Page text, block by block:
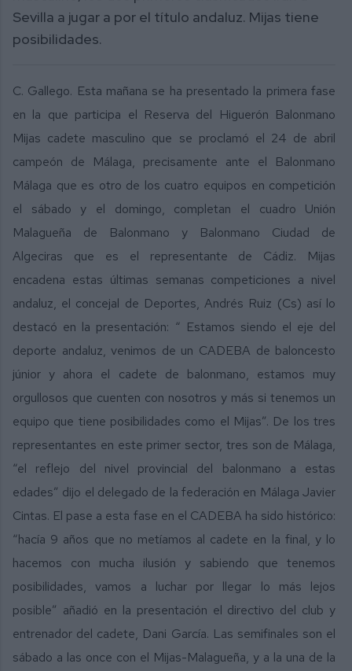
Sevilla a jugar a por el título andaluz. Mijas tiene
posibilidades.
C. Gallego. Esta mañana se ha presentado la primera fase
en la que participa el Reserva del Higuerón Balonmano
Mijas cadete masculino que se proclamó el 24 de abril
campeón de Málaga, precisamente ante el Balonmano
Málaga que es otro de los cuatro equipos en competición
el sábado y el domingo, completan el cuadro Unión
Malagueña de Balonmano y Balonmano Ciudad de
Algeciras que es el representante de Cádiz. Mijas
encadena estas últimas semanas competiciones a nivel
andaluz, el concejal de Deportes, Andrés Ruiz (Cs) así lo
destacó en la presentación: “ Estamos siendo el eje del
deporte andaluz, venimos de un CADEBA de baloncesto
júnior y ahora el cadete de balonmano, estamos muy
orgullosos que cuenten con nosotros y más si tenemos un
equipo que tiene posibilidades como el Mijas”. De los tres
representantes en este primer sector, tres son de Málaga,
“el reflejo del nivel provincial del balonmano a estas
edades” dijo el delegado de la federación en Málaga Javier
Cintas. El pase a esta fase en el CADEBA ha sido histórico:
“hacía 9 años que no metíamos al cadete en la final, y lo
hacemos con mucha ilusión y sabiendo que tenemos
posibilidades, vamos a luchar por llegar lo más lejos
posible” añadió en la presentación el directivo del club y
entrenador del cadete, Dani García. Las semifinales son el
sábado a las once con el Mijas-Malagueña, y a la una de la